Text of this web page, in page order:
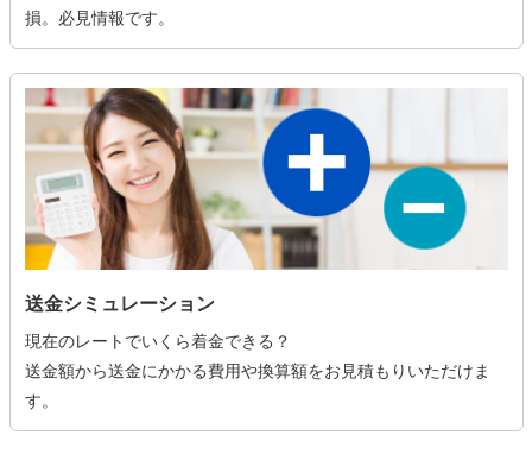
損。必見情報です。
送金シミュレーション
現在のレートでいくら着金できる？
送金額から送金にかかる費用や換算額をお見積もりいただけま
す。